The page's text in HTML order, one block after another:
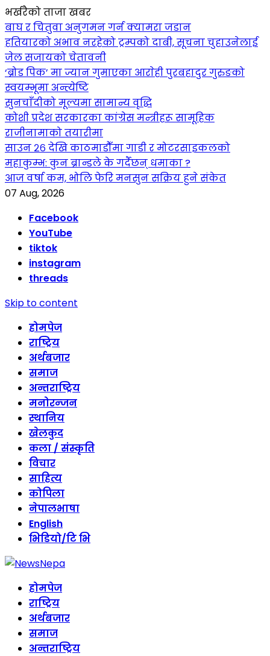
भर्खरैको ताजा खबर
बाघ र चितुवा अनुगमन गर्न क्यामरा जडान
हतियारको अभाव नरहेको ट्रम्पको दाबी, सूचना चुहाउनेलाई
जेल सजायको चेतावनी
‘ब्रोड पिक’ मा ज्यान गुमाएका आराेही पुरबहादुर गुरुङको
स्वयम्भूमा अन्त्येष्टि
सुनचाँदीको मूल्यमा सामान्य वृद्धि
कोशी प्रदेश सरकारका कांग्रेस मन्त्रीहरू सामूहिक
राजीनामाको तयारीमा
साउन २६ देखि काठमाडौँमा गाडी र मोटरसाइकलको
महाकुम्भ: कुन ब्रान्डले के गर्दैछन् धमाका ?
आज वर्षा कम, भोलि फेरि मनसुन सक्रिय हुने संकेत
07 Aug, 2026
Facebook
YouTube
tiktok
instagram
threads
Skip to content
होमपेज
राष्ट्रिय
अर्थबजार
समाज
अन्तराष्ट्रिय
मनोरन्जन
स्थानिय
खेलकुद
कला / संस्कृति
विचार
साहित्य
कोपिला
नेपालभाषा
English
भिडियो/टि भि
होमपेज
राष्ट्रिय
अर्थबजार
समाज
अन्तराष्ट्रिय